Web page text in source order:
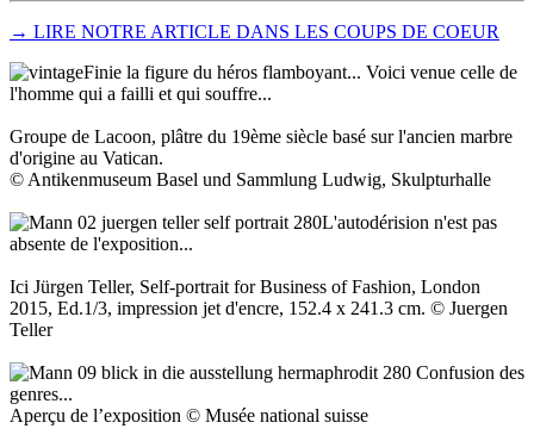
→ LIRE NOTRE ARTICLE DANS LES COUPS DE COEUR
Finie la figure du héros flamboyant... Voici venue celle de
l'homme qui a failli et qui souffre...
Groupe de Lacoon, plâtre du 19ème siècle basé sur l'ancien marbre
d'origine au Vatican.
© Antikenmuseum Basel und Sammlung Ludwig, Skulpturhalle
L'autodérision n'est pas
absente de l'exposition...
Ici Jürgen Teller, Self-portrait for Business of Fashion, London
2015, Ed.1/3, impression jet d'encre, 152.4 x 241.3 cm. © Juergen
Teller
Confusion des
genres...
Aperçu de l’exposition © Musée national suisse